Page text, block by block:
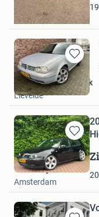
renatejongejans
Hellevoetsluis
Bewaren
in
Mijn
Favorieten
Autobedrijf Bleumink
Lievelde
Bewaren
in
Mijn
Troostwijk Auctions
Amsterdam